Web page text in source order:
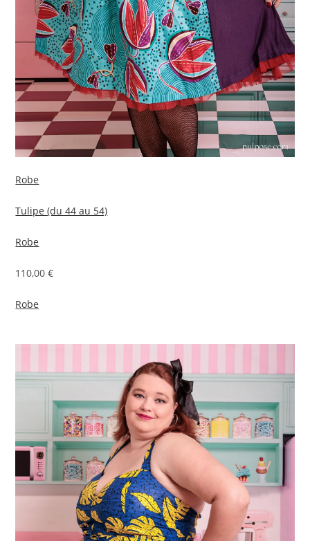
Robe
Tulipe (du 44 au 54)
Robe
110,00 €
Robe